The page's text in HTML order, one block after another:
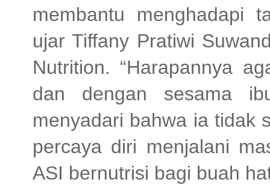
membantu menghadapi
ujar Tiffany Pratiwi
Nutrition. “Harapannya
dan dengan sesama
menyadari bahwa ia tidak
percaya diri menjalani
ASI bernutrisi bagi buah